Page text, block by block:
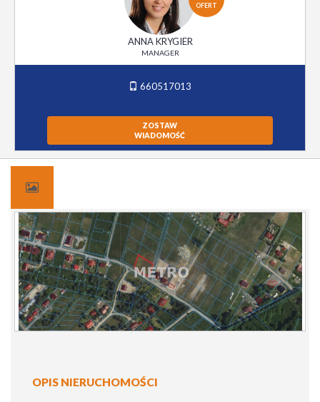
OFERT
ANNA KRYGIER
MANAGER
660517013
ZOSTAW
WIADOMOŚĆ
OPIS NIERUCHOMOŚCI